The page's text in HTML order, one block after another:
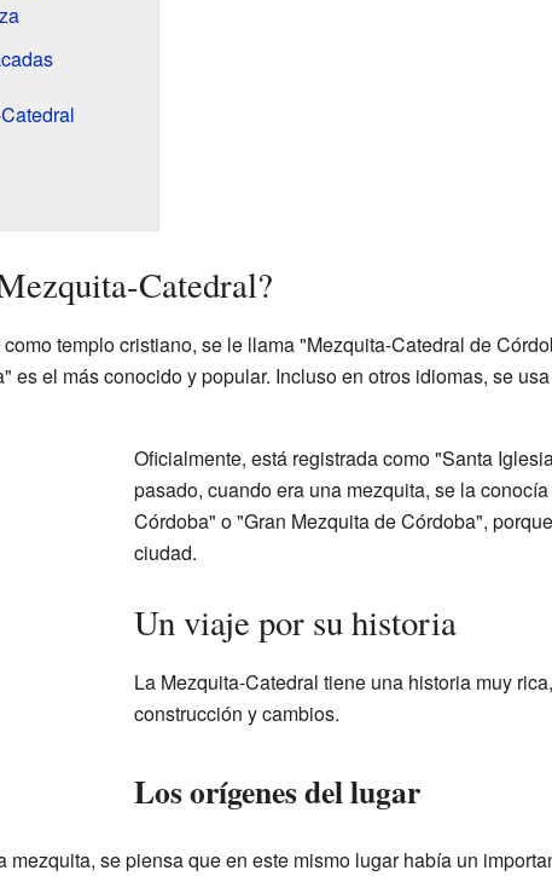
Catedral?
templo cristiano, se le llama "Mezquita-Catedral de
es el más conocido y popular. Incluso en otros idiomas, se
Oficialmente, está registrada como "Santa
pasado, cuando era una mezquita, se la
Córdoba" o "Gran Mezquita de Córdoba",
ciudad.
Un viaje por su historia
La Mezquita-Catedral tiene una historia muy
construcción y cambios.
Los orígenes del lugar
mezquita, se piensa que en este mismo lugar había un